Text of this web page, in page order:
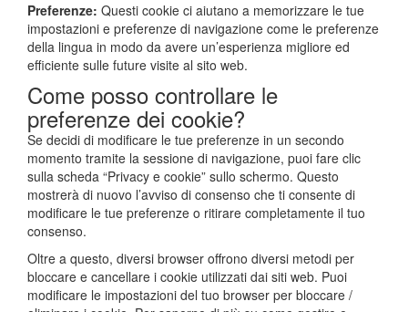
Preferenze: Questi cookie ci aiutano a memorizzare le tue
impostazioni e preferenze di navigazione come le preferenze
della lingua in modo da avere un’esperienza migliore ed
efficiente sulle future visite al sito web.
Come posso controllare le
preferenze dei cookie?
Se decidi di modificare le tue preferenze in un secondo
momento tramite la sessione di navigazione, puoi fare clic
sulla scheda “Privacy e cookie” sullo schermo. Questo
mostrerà di nuovo l’avviso di consenso che ti consente di
modificare le tue preferenze o ritirare completamente il tuo
consenso.
Oltre a questo, diversi browser offrono diversi metodi per
bloccare e cancellare i cookie utilizzati dai siti web. Puoi
modificare le impostazioni del tuo browser per bloccare /